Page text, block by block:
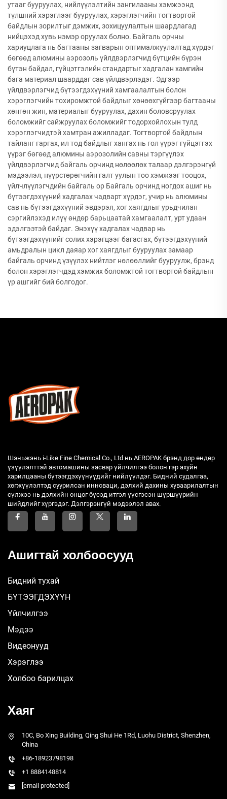
утааг бууруулах, нийлүүлэлтийн зангилааны хэмжээнд
түлшний хэрэглээг бууруулах, хэрэглэгчийн тогтвортой
байдлын зорилтыг дэмжих, зохицуулалтын шаардлагад
нийцэхэд хувь нэмэр оруулах болно. Байгаль орчны
хариуцлага нь багтааны загварын оптималжуулалтад хүрдэг
бөгөөд алюмины аэрозоль үйлдвэрлэгчид бүтцийн бүрэн
бүтэн байдал, гүйцэтгэлийн стандартыг хадгалан хамгийн
бага материал шаарддаг сав үйлдвэрлэдэг. Эдгээр
үйлдвэрлэгчид бүтээгдэхүүний хамгаалалтын болон
хэрэглэгчийн тохиромжтой байдлыг хөнөөхгүйгээр багтааны
хөнгөн жин, материалыг бууруулах, дахин боловсруулах
боломжийг сайжруулах боломжийг тодорхойлохын тулд
хэрэглэгчидтэй хамтран ажилладаг. Тогтвортой байдлын
тайланг гаргах, ил тод байдлыг хангах нь гол үүрэг гүйцэтгэх
үүрэг бөгөөд алюмины аэрозолийн савны тэргүүлэх
үйлдвэрлэгчид байгаль орчинд нөлөөлөх талаар дэлгэрэнгүй
мэдээлэл, нүүрстөрөгчийн галт уулын тоо хэмжээг тооцох,
үйлчлүүлэгчдийн байгаль ор Байгаль орчинд ногдох ашиг нь
бүтээгдэхүүний хадгалах чадварт хүрдэг, учир нь алюмины
сав нь бүтээгдэхүүний эвдэрэл, хог хаягдлыг урьдчилан
сэргийлэхэд илүү өндөр барьцаатай хамгаалалт, урт удаан
эдэлгээтэй байдаг. Энэхүү хадгалах чадвар нь
бүтээгдэхүүнийг солих хэрэгцээг багасгах, бүтээгдэхүүний
амьдралын цикл даяар хог хаягдлыг бууруулах замаар
байгаль орчинд үзүүлэх нийтлэг нөлөөллийг бууруулж, брэнд
болон хэрэглэгчдэд хэмжих боломжтой тогтвортой байдлын
үр ашгийг бий болгодог.
Шэньжэнь i-Like Fine Chemical Co., Ltd нь AEROPAK брэнд дор өндөр
үзүүлэлттэй автомашины засвар үйлчилгээ болон гэр ахуйн
харилцааны бүтээгдэхүүнүүдийг нийлүүлдэг. Бидний судалгаа,
хөгжүүлэлтэд суурилсан инноваци, дэлхий дахины хуваарилалтын
сүлжээ нь дэлхийн өнцөг бүсэд итгэл үүсгэсэн шүршүүрийн
шийдлийг хүргэдэг. Дэлгэрэнгүй мэдээлэл авах.
Ашигтай холбоосууд
Бидний тухай
БҮТЭЭГДЭХҮҮН
Үйлчилгээ
Мэдээ
Видеонууд
Хэрэглээ
Холбоо барилцах
Хаяг
10C, Bo Xing Building, Qing Shui He 1Rd, Luohu District, Shenzhen,
China
+86-18923798198
+1 8884148814
[email protected]